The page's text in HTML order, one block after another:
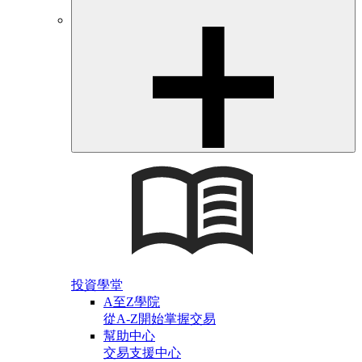
投資學堂
A至Z學院
從A-Z開始掌握交易
幫助中心
交易支援中心